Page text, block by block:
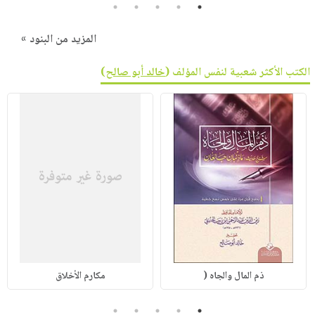
1
2
3
4
5
المزيد من البنود »
الكتب الأكثر شعبية لنفس المؤلف (خالد أبو صالح)
ذم المال والجاه ( مكارم الأخلاق
1
2
3
4
5